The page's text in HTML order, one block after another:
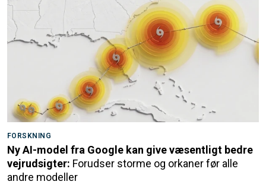
FORSKNING
Ny AI-model fra Google kan give væsentligt bedre
vejrudsigter: Forudser storme og orkaner før alle
andre modeller